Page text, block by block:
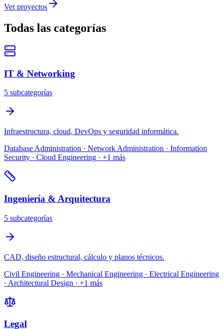
Ver proyectos
Todas las categorías
IT & Networking
5 subcategorías
Infraestructura, cloud, DevOps y seguridad informática.
Database Administration · Network Administration · Information
Security · Cloud Engineering · +1 más
Ingeniería & Arquitectura
5 subcategorías
CAD, diseño estructural, cálculo y planos técnicos.
Civil Engineering · Mechanical Engineering · Electrical Engineering
· Architectural Design · +1 más
Legal